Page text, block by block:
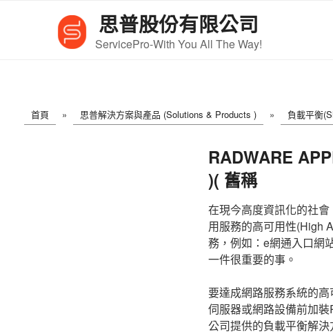
思普股份有限公司
ServicePro-With You All The Way!
首頁 » 思普解決方案與產品 (Solutions & Products ) » 負載平衡
RADWARE
)( 舊稱
在現今高度資訊化的社
用服務的高可用性(High
務，例如：e網通入口網
一件很重要的事。
要達成網路服務系統的
伺服器或網路設備前加
公司提供的負載平衡解決